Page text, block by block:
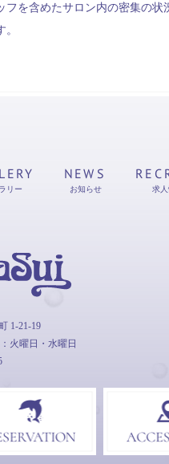
フを含めたサロン内の密集の状
リー
NEWS
お知らせ 求
1-21-19
火曜日・水曜日